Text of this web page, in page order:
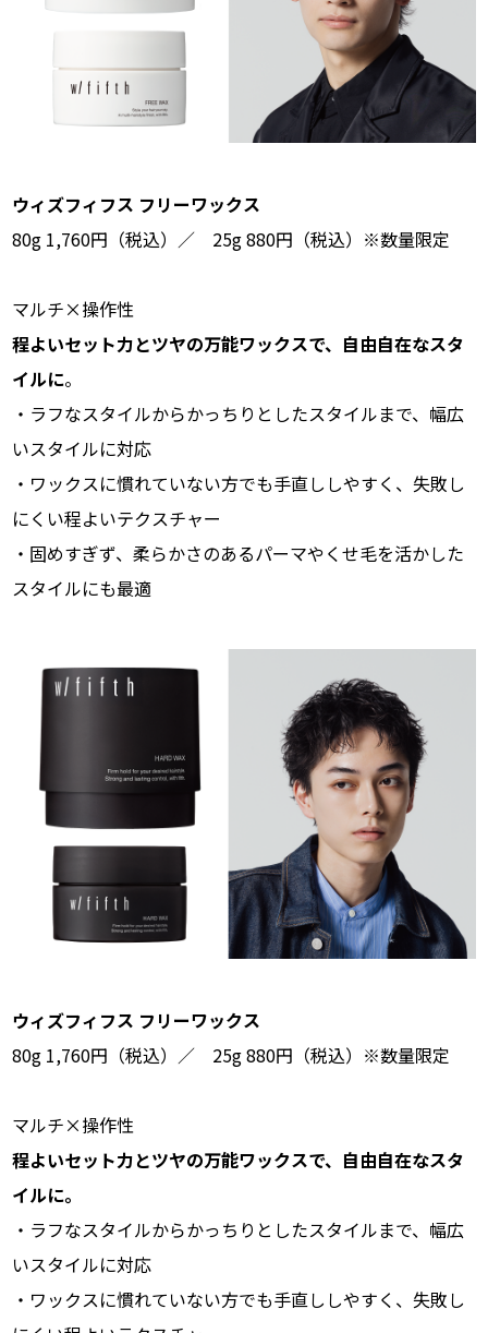
ウィズフィフス フリーワックス
80g 1,760円（税込）／ 25g 880円（税込）※数量限定
マルチ×操作性
程よいセット力とツヤの万能ワックスで、自由自在なスタ
イルに。
・ラフなスタイルからかっちりとしたスタイルまで、幅広
いスタイルに対応
・ワックスに慣れていない方でも手直ししやすく、失敗し
にくい程よいテクスチャー
・固めすぎず、柔らかさのあるパーマやくせ毛を活かした
スタイルにも最適
ウィズフィフス フリーワックス
80g 1,760円（税込）／ 25g 880円（税込）※数量限定
マルチ×操作性
程よいセット力とツヤの万能ワックスで、自由自在なスタ
イルに。
・ラフなスタイルからかっちりとしたスタイルまで、幅広
いスタイルに対応
・ワックスに慣れていない方でも手直ししやすく、失敗し